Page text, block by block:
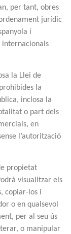
per tant, obres
jurídic
i
internacionals
la Llei de
la
inclosa la
o part dels
en
l’autorització
propietat
visualitzar els
copiar-los i
o en qualsevol
per al seu ús
o manipular